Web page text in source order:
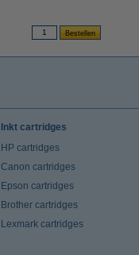
Inkt cartridges
HP cartridges
Canon cartridges
Epson cartridges
Brother cartridges
Lexmark cartridges